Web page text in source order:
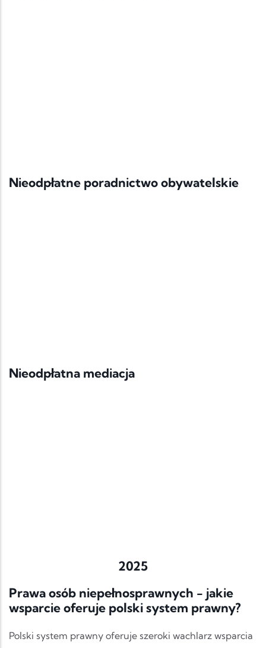
Nieodpłatne poradnictwo obywatelskie
Nieodpłatna mediacja
2025
Prawa osób niepełnosprawnych - jakie
wsparcie oferuje polski system prawny?
Polski system prawny oferuje szeroki wachlarz wsparcia